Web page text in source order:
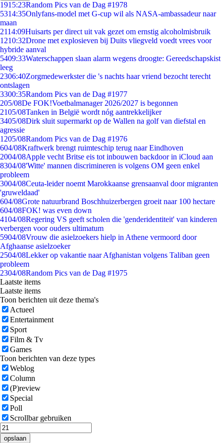
1915:23Random Pics van de Dag #1978
5314:35Onlyfans-model met G-cup wil als NASA-ambassadeur naar
maan
2114:09Huisarts per direct uit vak gezet om ernstig alcoholmisbruik
1210:32Drone met explosieven bij Duits vliegveld voedt vrees voor
hybride aanval
5409:33Waterschappen slaan alarm wegens droogte: Gereedschapskist
leeg
2306:40Zorgmedewerkster die 's nachts haar vriend bezocht terecht
ontslagen
3300:35Random Pics van de Dag #1977
205/08De FOK!Voetbalmanager 2026/2027 is begonnen
2105/08Tanken in België wordt nóg aantrekkelijker
3405/08Dirk sluit supermarkt op de Wallen na golf van diefstal en
agressie
1205/08Random Pics van de Dag #1976
604/08Kraftwerk brengt ruimteschip terug naar Eindhoven
2004/08Apple vecht Britse eis tot inbouwen backdoor in iCloud aan
8304/08'Witte' mannen discrimineren is volgens OM geen enkel
probleem
3004/08Ceuta-leider noemt Marokkaanse grensaanval door migranten
'gruweldaad'
604/08Grote natuurbrand Boschhuizerbergen groeit naar 100 hectare
604/08FOK! was even down
4104/08Regering VS geeft scholen die 'genderidentiteit' van kinderen
verbergen voor ouders ultimatum
5904/08Vrouw die asielzoekers hielp in Athene vermoord door
Afghaanse asielzoeker
2504/08Lekker op vakantie naar Afghanistan volgens Taliban geen
probleem
2304/08Random Pics van de Dag #1975
Laatste items
Laatste items
Toon berichten uit deze thema's
Actueel
Entertainment
Sport
Film & Tv
Games
Toon berichten van deze types
Weblog
Column
(P)review
Special
Poll
Scrollbar gebruiken
opslaan